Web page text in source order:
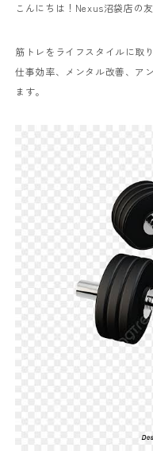
こんにちは！Nexus沼袋店の
筋トレをライフスタイルに取
仕事効率、メンタル改善、ア
ます。